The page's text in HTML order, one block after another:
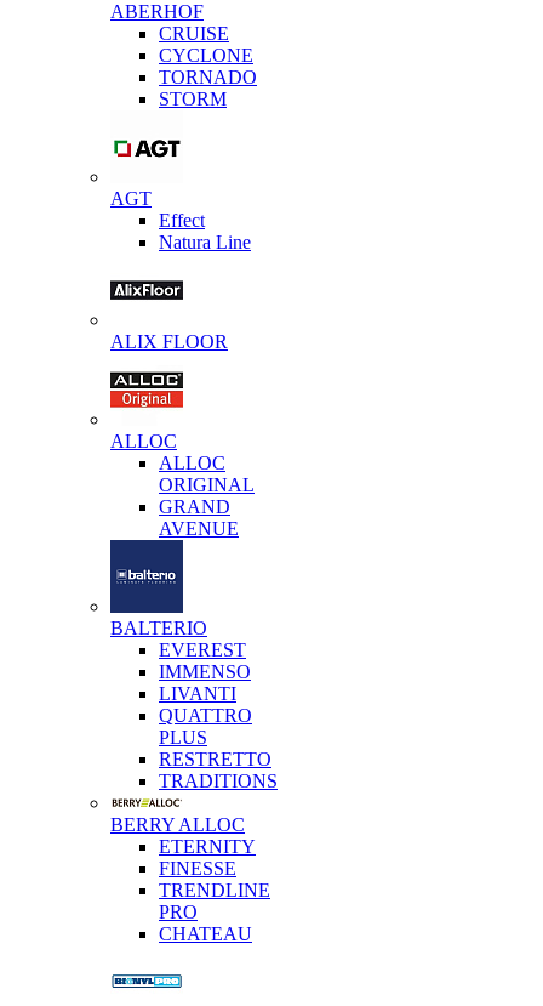
ABERHOF
CRUISE
CYCLONE
TORNADO
STORM
AGT
Effect
Natura Line
ALIX FLOOR
ALLOC
ALLOC
ORIGINAL
GRAND
AVENUE
BALTERIO
EVEREST
IMMENSO
LIVANTI
QUATTRO
PLUS
RESTRETTO
TRADITIONS
BERRY ALLOC
ETERNITY
FINESSE
TRENDLINE
PRO
CHATEAU